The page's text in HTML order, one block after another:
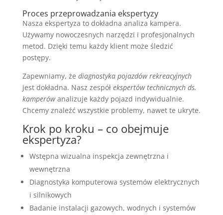
Proces przeprowadzania ekspertyzy
Nasza ekspertyza to dokładna analiza kampera.
Używamy nowoczesnych narzędzi i profesjonalnych
metod. Dzięki temu każdy klient może śledzić
postępy.
Zapewniamy, że diagnostyka pojazdów rekreacyjnych
jest dokładna. Nasz zespół ekspertów technicznych ds.
kamperówanalizuje każdy pojazd indywidualnie.
Chcemy znaleźć wszystkie problemy, nawet te ukryte.
Krok po kroku – co obejmuje
ekspertyza?
Wstępna wizualna inspekcja zewnętrzna i
wewnętrzna
Diagnostyka komputerowa systemów elektrycznych
i silnikowych
Badanie instalacji gazowych, wodnych i systemów